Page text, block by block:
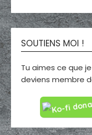
SOUTIENS MOI !
Tu aimes ce que
deviens membre